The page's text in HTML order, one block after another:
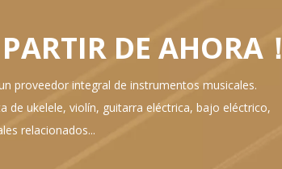
DE AHORA！
proveedor integral de instrumentos musicales.
de ukelele, violín, guitarra eléctrica, bajo eléctrico,
relacionados...